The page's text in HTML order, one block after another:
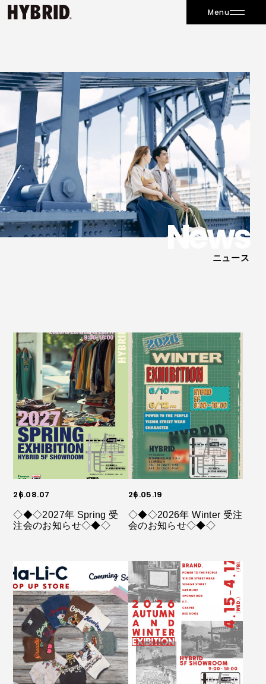
Menu
News
ニュース
26.08.07
◇◆◇2027年 Spring 受
注会のお知らせ◇◆◇
26.05.19
◇◆◇2026年 Winter 受注
会のお知らせ◇◆◇